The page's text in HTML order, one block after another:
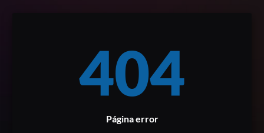
404
Página error